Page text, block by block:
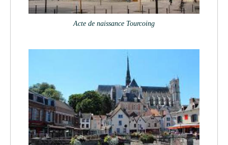
Acte de naissance Tourcoing